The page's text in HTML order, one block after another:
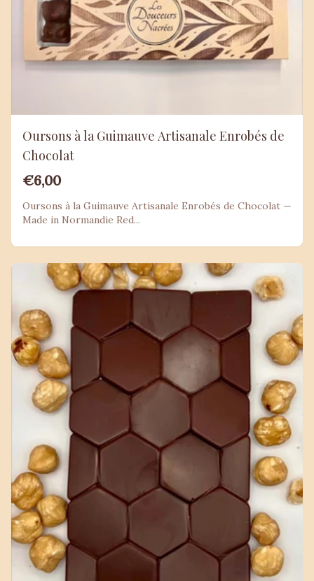
Oursons à la Guimauve Artisanale Enrobés de
Chocolat
€6,00
Oursons à la Guimauve Artisanale Enrobés de Chocolat —
Made in Normandie Red...